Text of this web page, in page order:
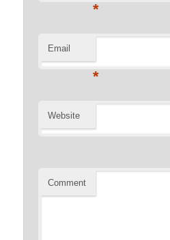
*
Email
*
Website
Comment